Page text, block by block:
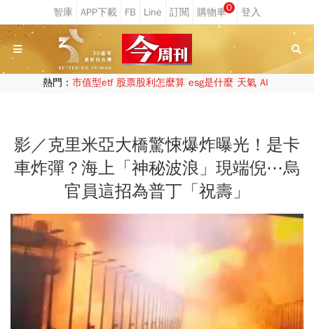
0
熱門： 市值型etf 股票股利怎麼算 esg是什麼 天氣 AI
影／克里米亞大橋驚悚爆炸曝光！是卡
車炸彈？海上「神秘波浪」現端倪⋯烏
官員這招為普丁「祝壽」